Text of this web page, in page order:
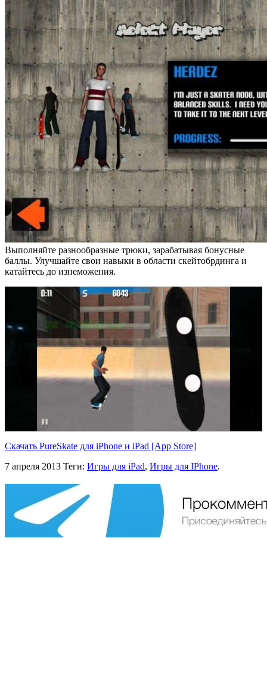
Выполняйте разнообразные трюки, зарабатывая бонусные
баллы. Улучшайте свои навыки в области скейтобрдинга и
катайтесь до изнеможения.
Скачать PureSkate для iPhone и iPad [App Store]
7 апреля 2013 Теги: Игры для iPad, Игры для IPhone.